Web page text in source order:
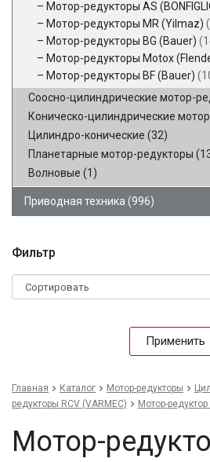
Мотор-редукторы AS
Мотор-редукторы MR (Yilmaz)
Мотор-редукторы BG (Bauer)
Мотор-редукторы Motox
Мотор-редукторы BF (Bauer)
Соосно-цилиндрические мотор-
Коническо-цилиндрические
Цилиндро-конические (32)
Планетарные мотор-редукторы
Волновые (1)
Приводная техника (996)
Фильтр
Применить
Главная Каталог Мотор-редукторы
редукторы RCV (VARMEC)
Мотор-
Мотор-